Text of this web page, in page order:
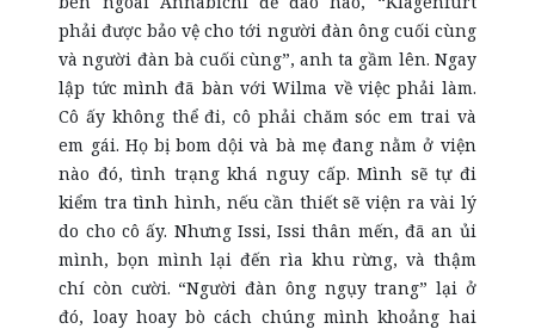
phải được bảo vệ cho tới người đàn ông cuối cùng
và người đàn bà cuối cùng”, anh ta gầm lên. Ngay
lập tức mình đã bàn với Wilma về việc phải làm.
Cô ấy không thể đi, cô phải chăm sóc em trai và
em gái. Họ bị bom dội và bà mẹ đang nằm ở viện
nào đó, tình trạng khá nguy cấp. Mình sẽ tự đi
kiểm tra tình hình, nếu cần thiết sẽ viện ra vài lý
do cho cô ấy. Nhưng Issi, Issi thân mến, đã an ủi
mình, bọn mình lại đến rìa khu rừng, và thậm
chí còn cười. “Người đàn ông ngụy trang” lại ở
đó, loay hoay bò cách chúng mình khoảng hai